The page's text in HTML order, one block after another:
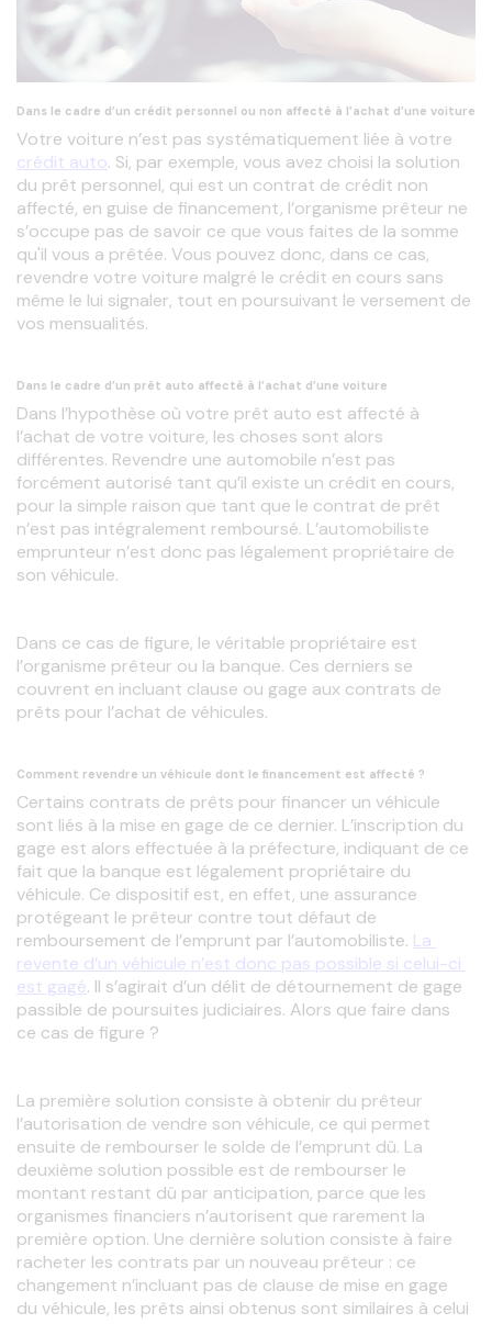
Dans le cadre d’un crédit personnel ou non affecté à l’achat d’une voiture
crédit auto. Si, par exemple, vous avez choisi la solution
du prêt personnel, qui est un contrat de crédit non
affecté, en guise de financement, l’organisme prêteur ne
s’occupe pas de savoir ce que vous faites de la somme
qu'il vous a prêtée. Vous pouvez donc, dans ce cas,
revendre votre voiture malgré le crédit en cours sans
même le lui signaler, tout en poursuivant le versement de
vos mensualités.
Dans le cadre d’un prêt auto affecté à l’achat d’une voiture
Dans l’hypothèse où votre prêt auto est affecté à
l’achat de votre voiture, les choses sont alors
différentes. Revendre une automobile n’est pas
forcément autorisé tant qu’il existe un crédit en cours,
pour la simple raison que tant que le contrat de prêt
n’est pas intégralement remboursé. L’automobiliste
emprunteur n’est donc pas légalement propriétaire de
son véhicule.
Dans ce cas de figure, le véritable propriétaire est
l’organisme prêteur ou la banque. Ces derniers se
couvrent en incluant clause ou gage aux contrats de
prêts pour l’achat de véhicules.
Comment revendre un véhicule dont le financement est affecté ?
Certains contrats de prêts pour financer un véhicule
sont liés à la mise en gage de ce dernier. L’inscription du
gage est alors effectuée à la préfecture, indiquant de ce
fait que la banque est légalement propriétaire du
véhicule. Ce dispositif est, en effet, une assurance
protégeant le prêteur contre tout défaut de
remboursement de l’emprunt par l’automobiliste. La
revente d’un véhicule n’est donc pas possible si celui-ci
est gagé. Il s’agirait d’un délit de détournement de gage
passible de poursuites judiciaires. Alors que faire dans
ce cas de figure ?
La première solution consiste à obtenir du prêteur
l’autorisation de vendre son véhicule, ce qui permet
ensuite de rembourser le solde de l’emprunt dû. La
deuxième solution possible est de rembourser le
montant restant dû par anticipation, parce que les
organismes financiers n’autorisent que rarement la
première option. Une dernière solution consiste à faire
racheter les contrats par un nouveau prêteur : ce
changement n’incluant pas de clause de mise en gage
du véhicule, les prêts ainsi obtenus sont similaires à celui